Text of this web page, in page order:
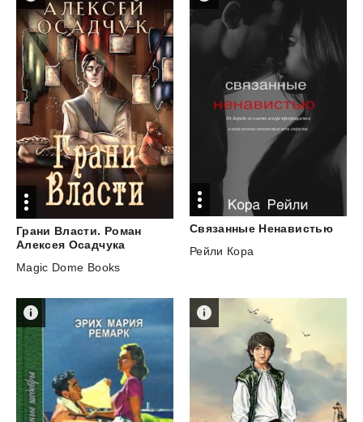
Грани Власти. Роман
Алексея Осадчука
Magic Dome Books
Связанные Ненавистью
Рейли Кора